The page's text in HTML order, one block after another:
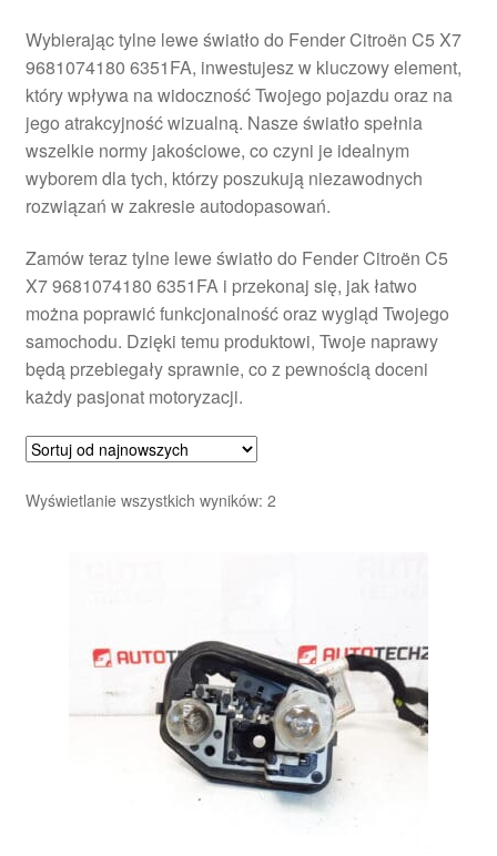
Procedura reklamacyjna
Skarga
Wózek
Zamówienia
Zasady i warunki
Wybierając tylne lewe światło do Fender Citroën C5 X7
9681074180 6351FA, inwestujesz w kluczowy element,
który wpływa na widoczność Twojego pojazdu oraz na
jego atrakcyjność wizualną. Nasze światło spełnia
wszelkie normy jakościowe, co czyni je idealnym
wyborem dla tych, którzy poszukują niezawodnych
rozwiązań w zakresie autodopasowań.
Zamów teraz tylne lewe światło do Fender Citroën C5
X7 9681074180 6351FA i przekonaj się, jak łatwo
można poprawić funkcjonalność oraz wygląd Twojego
samochodu. Dzięki temu produktowi, Twoje naprawy
będą przebiegały sprawnie, co z pewnością doceni
każdy pasjonat motoryzacji.
Wyświetlanie wszystkich wyników: 2Posortowane